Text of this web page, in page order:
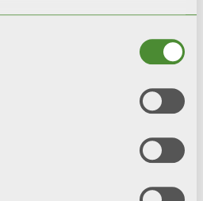
700, 1000 W